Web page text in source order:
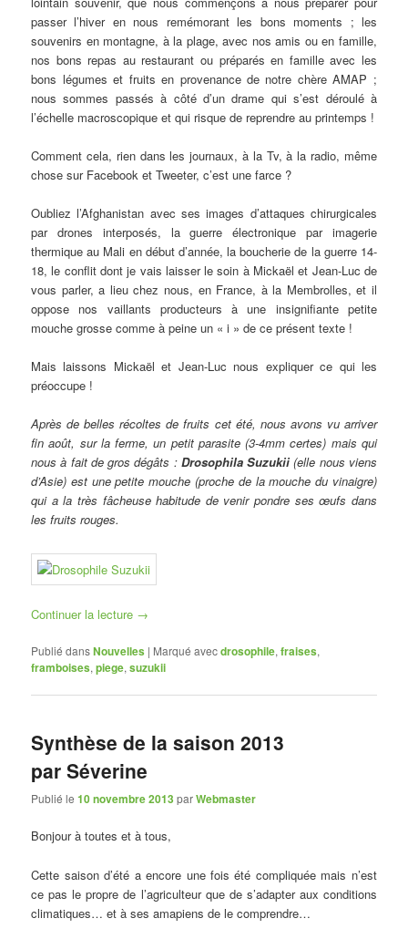
passer l’hiver en nous remémorant les bons moments ; les
souvenirs en montagne, à la plage, avec nos amis ou en famille,
nos bons repas au restaurant ou préparés en famille avec les
bons légumes et fruits en provenance de notre chère AMAP ;
nous sommes passés à côté d’un drame qui s’est déroulé à
l’échelle macroscopique et qui risque de reprendre au printemps !
Comment cela, rien dans les journaux, à la Tv, à la radio, même
chose sur Facebook et Tweeter, c’est une farce ?
Oubliez l’Afghanistan avec ses images d’attaques chirurgicales
par drones interposés, la guerre électronique par imagerie
thermique au Mali en début d’année, la boucherie de la guerre 14-
18, le conflit dont je vais laisser le soin à Mickaël et Jean-Luc de
vous parler, a lieu chez nous, en France, à la Membrolles, et il
oppose nos vaillants producteurs à une insignifiante petite
mouche grosse comme à peine un « i » de ce présent texte !
Mais laissons Mickaël et Jean-Luc nous expliquer ce qui les
préoccupe !
Après de belles récoltes de fruits cet été, nous avons vu arriver
fin août, sur la ferme, un petit parasite (3-4mm certes) mais qui
nous à fait de gros dégâts : Drosophila Suzukii (elle nous viens
d’Asie) est une petite mouche (proche de la mouche du vinaigre)
qui a la très fâcheuse habitude de venir pondre ses œufs dans
les fruits rouges.
Continuer la lecture →
Publié dansNouvelles | Marqué avecdrosophile,fraises,
framboises,piege,suzukii
Synthèse de la saison 2013
par Séverine
Publié le10 novembre 2013parWebmaster
Bonjour à toutes et à tous,
Cette saison d’été a encore une fois été compliquée mais n’est
ce pas le propre de l’agriculteur que de s’adapter aux conditions
climatiques… et à ses amapiens de le comprendre…